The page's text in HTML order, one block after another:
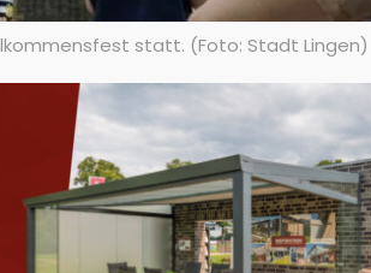
statt. (Foto: Stadt Lingen)